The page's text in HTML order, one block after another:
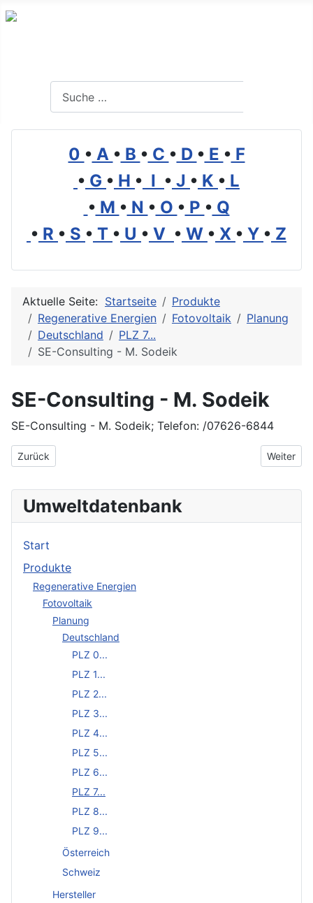
0 • A • B • C • D • E • F
• G • H • I • J • K • L
• M • N • O • P • Q
• R • S • T • U • V • W • X • Y • Z
Aktuelle Seite: Startseite
Produkte
Regenerative Energien
Fotovoltaik
Planung
Deutschland
PLZ 7...
SE-Consulting - M. Sodeik
SE-Consulting - M. Sodeik
SE-Consulting - M. Sodeik; Telefon: /07626-6844
Vorheriger Beitrag: S. A. G. Solarstrom AG
Zurück Nächster
Weiter
Umweltdatenbank
Start
Produkte
Regenerative Energien
Fotovoltaik
Planung
Deutschland
PLZ 0...
PLZ 1...
PLZ 2...
PLZ 3...
PLZ 4...
PLZ 5...
PLZ 6...
PLZ 7...
PLZ 8...
PLZ 9...
Österreich
Schweiz
Hersteller